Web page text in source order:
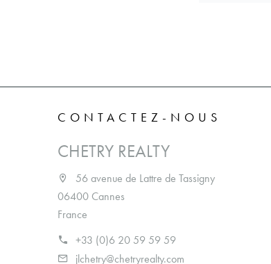
CONTACTEZ-NOUS
CHETRY REALTY
56 avenue de Lattre de Tassigny
06400 Cannes
France
+33 (0)6 20 59 59 59
jlchetry@chetryrealty.com